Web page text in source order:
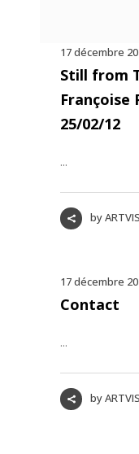
17 décembre
Still from
Françoise
25/02/12
...
by
17 décembre
Contact
...
by